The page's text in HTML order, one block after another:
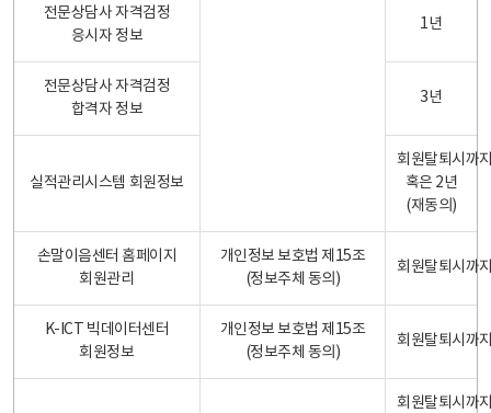
전문상담사 자격검정
응시자 정보
1년
전문상담사 자격검정
합격자 정보
3년
실적관리시스템 회원정보
회원탈퇴시까
혹은 2년
(재동의)
손말이음센터 홈페이지
회원관리
개인정보 보호법 제15조
(정보주체 동의)
회원탈퇴시까
K-ICT 빅데이터센터
회원정보
개인정보 보호법 제15조
(정보주체 동의)
회원탈퇴시까
회원탈퇴시까